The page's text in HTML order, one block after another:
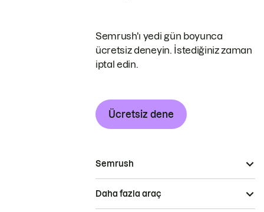
Semrush'ı yedi gün boyunca
ücretsiz deneyin. İstediğiniz zaman
iptal edin.
Ücretsiz dene
Semrush
Daha fazla araç